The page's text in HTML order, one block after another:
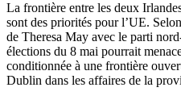
La frontière entre les deux
sont des priorités pour l’UE.
de Theresa May avec le parti
élections du 8 mai pourrait
conditionnée à une frontière
Dublin dans les affaires de la